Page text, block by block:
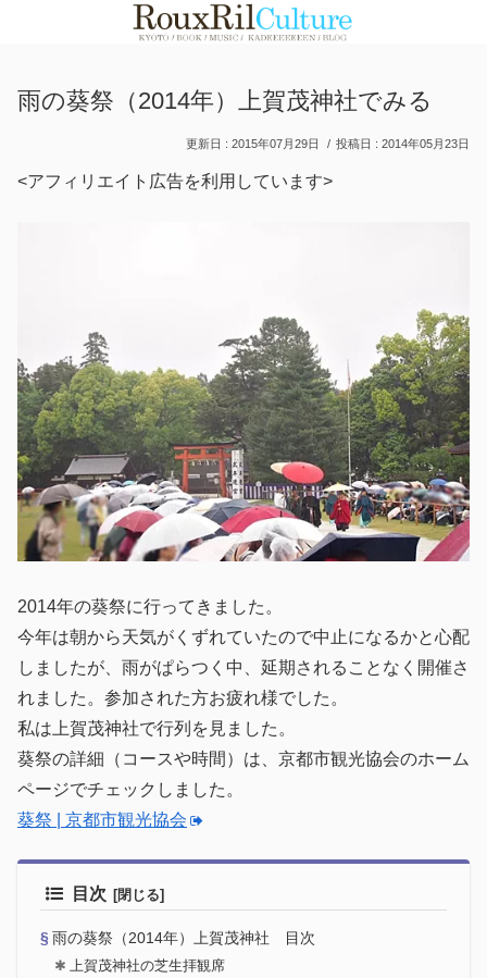
雨の葵祭（2014年）上賀茂神社でみる
2015年07月29日 2014年05月23日
<アフィリエイト広告を利用しています>
2014年の葵祭に行ってきました。
今年は朝から天気がくずれていたので中止になるかと心配
しましたが、雨がぱらつく中、延期されることなく開催さ
れました。参加された方お疲れ様でした。
私は上賀茂神社で行列を見ました。
葵祭の詳細（コースや時間）は、京都市観光協会のホーム
ページでチェックしました。
葵祭 | 京都市観光協会
目次
雨の葵祭（2014年）上賀茂神社 目次
上賀茂神社の芝生拝観席